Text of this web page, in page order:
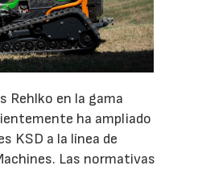
Rehlko en la gama
ha ampliado
KSD a la línea de
Las normativas